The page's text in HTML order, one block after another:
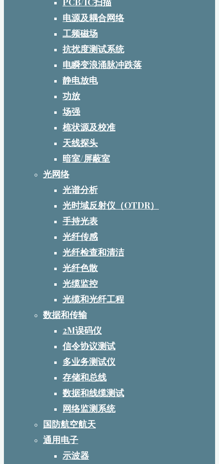
电源及耦合网络
工频磁场
抗扰度测试系统
电瞬变浪涌脉冲跌落
静电放电
功放
场强
梳状源及校准
天线探头
暗室/屏蔽室
光网络
光谱分析
光时域反射仪（OTDR）
手持光表
光纤传感
光纤检查和清洁
光纤色散
光缆监控
光缆和光纤工程
数据和传输
2M误码仪
信令协议测试
多业务测试仪
存储和总线
数据和线缆测试
网络监测系统
国防航空航天
通用电子
示波器